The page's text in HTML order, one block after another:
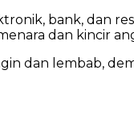
bank, dan
dan kincir
dan lembab,